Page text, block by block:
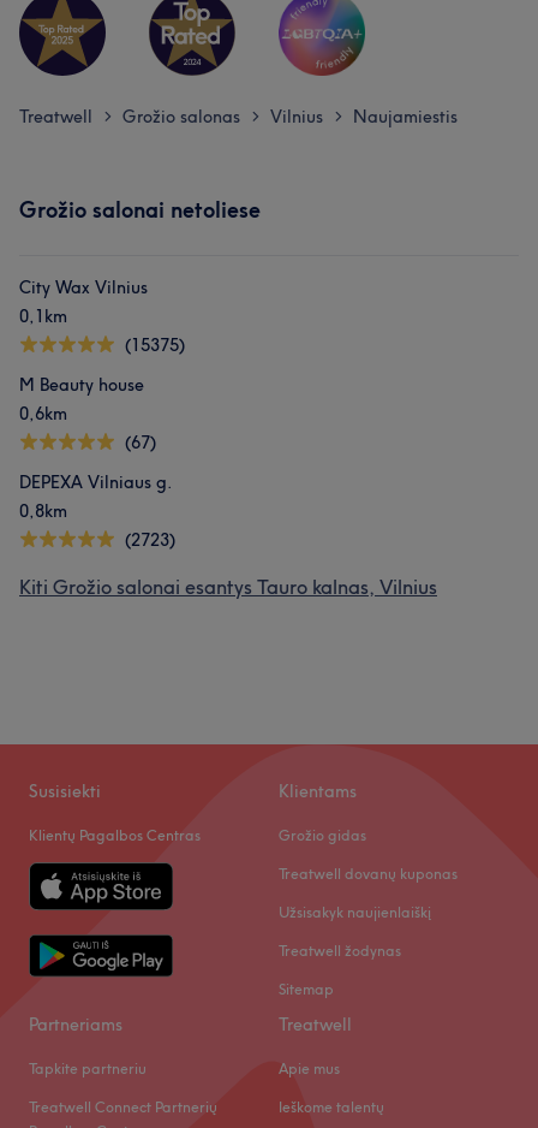
Treatwell > Grožio salonas > Vilnius > Naujamiestis
Grožio salonai netoliese
City Wax Vilnius
0,1km
(15375)
M Beauty house
0,6km
(67)
DEPEXA Vilniaus g.
0,8km
(2723)
Kiti Grožio salonai esantys Tauro kalnas, Vilnius
Susisiekti
Klientų Pagalbos Centras
Klientams
Grožio gidas
Treatwell dovanų kuponas
Užsisakyk naujienlaiškį
Treatwell žodynas
Sitemap
Partneriams
Tapkite partneriu
Treatwell Connect Partnerių
Treatwell
Apie mus
Ieškome talentų